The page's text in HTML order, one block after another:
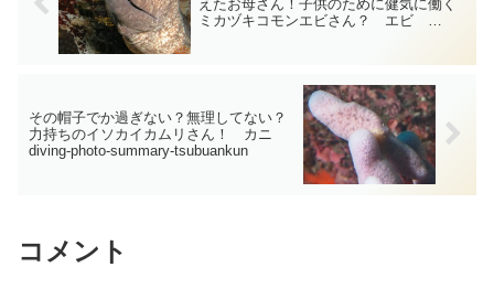
えたお母さん！子供のために健気に働く
ミカヅキコモンエビさん？ エビ
その帽子でか過ぎない？無理してない？
力持ちのイソカイカムリさん！ カニ
diving-photo-summary-tsubuankun
コメント